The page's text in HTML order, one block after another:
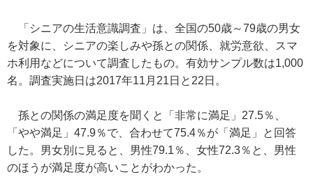
「シニアの生活意識調査」は、全国の50歳～79歳の男女
を対象に、シニアの楽しみや孫との関係、就労意欲、スマ
ホ利用などについて調査したもの。有効サンプル数は1,000
名。調査実施日は2017年11月21日と22日。
孫との関係の満足度を聞くと「非常に満足」27.5％、
「やや満足」47.9％で、合わせて75.4％が「満足」と回答
した。男女別に見ると、男性79.1％、女性72.3％と、男性
のほうが満足度が高いことがわかった。